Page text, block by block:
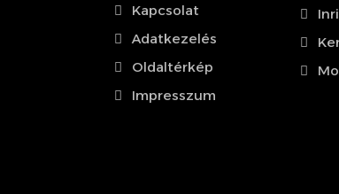
Kapcsolat
Adatkezelés
Oldaltérkép
Impresszum